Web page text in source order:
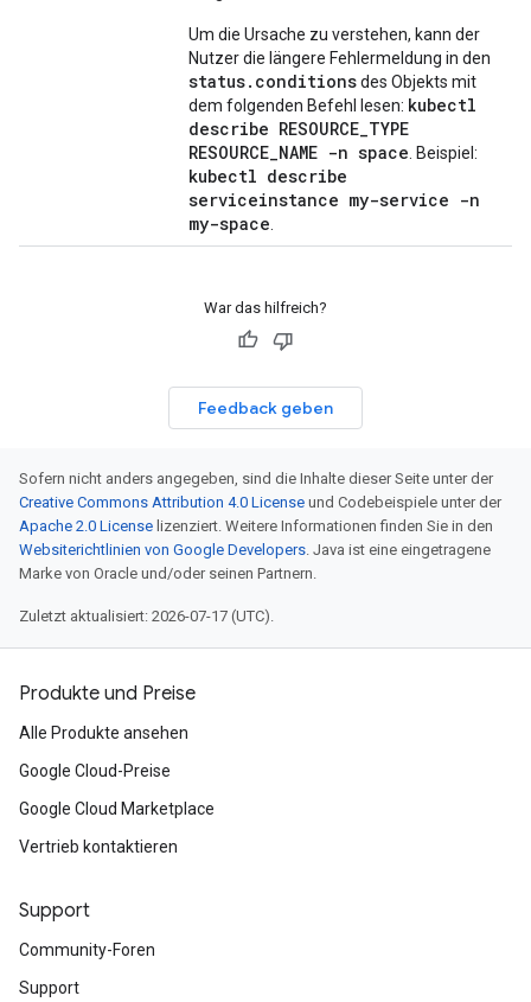
Um die Ursache zu verstehen, kann der
Nutzer die längere Fehlermeldung in den
status.conditionsdes Objekts mit
dem folgenden Befehl lesen: kubectl
describe RESOURCE_TYPE
RESOURCE_NAME -n space . Beispiel:
kubectl describe
serviceinstance my-service -n
my-space
War das hilfreich?
Feedback geben
Sofern nicht anders angegeben, sind die Inhalte dieser Seite unter der
Creative Commons Attribution 4.0 License und Codebeispiele unter der
Apache 2.0 License lizenziert. Weitere Informationen finden Sie in den
Websiterichtlinien von Google Developers. Java ist eine eingetragene
Marke von Oracle und/oder seinen Partnern.
Zuletzt aktualisiert: 2026-07-17 (UTC).
Produkte und Preise
Alle Produkte ansehen
Google Cloud-Preise
Google Cloud Marketplace
Vertrieb kontaktieren
Support
Community-Foren
Support